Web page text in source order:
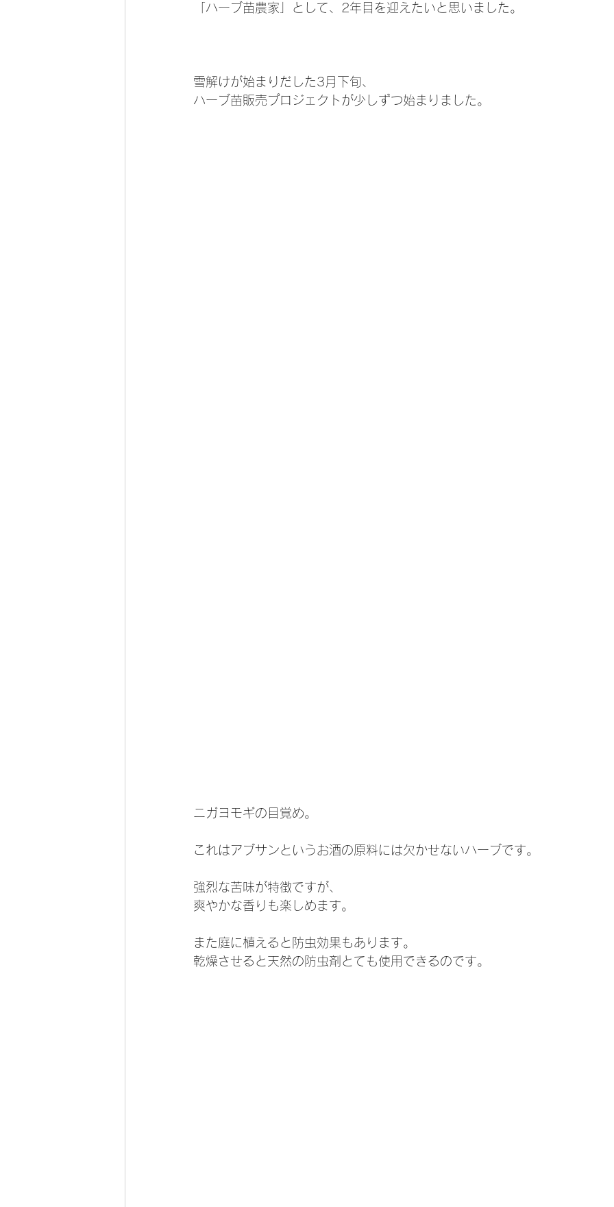
「ハーブ苗農家」として、2年目を迎えたいと思いました。
雪解けが始まりだした3月下旬、
ハーブ苗販売プロジェクトが少しずつ始まりました。
ニガヨモギの目覚め。
これはアブサンというお酒の原料には欠かせないハーブです。
強烈な苦味が特徴ですが、
爽やかな香りも楽しめます。
また庭に植えると防虫効果もあります。
乾燥させると天然の防虫剤とても使用できるのです。